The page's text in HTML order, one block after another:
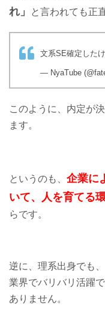
れ」
と言われても正
文系SE確定した
— NyaTube
このように、内定が
ます。
というのも、 企業に
いて、人を育てる
らです。
逆に、理系出身でも
業界でバリバリ活躍
ありません。